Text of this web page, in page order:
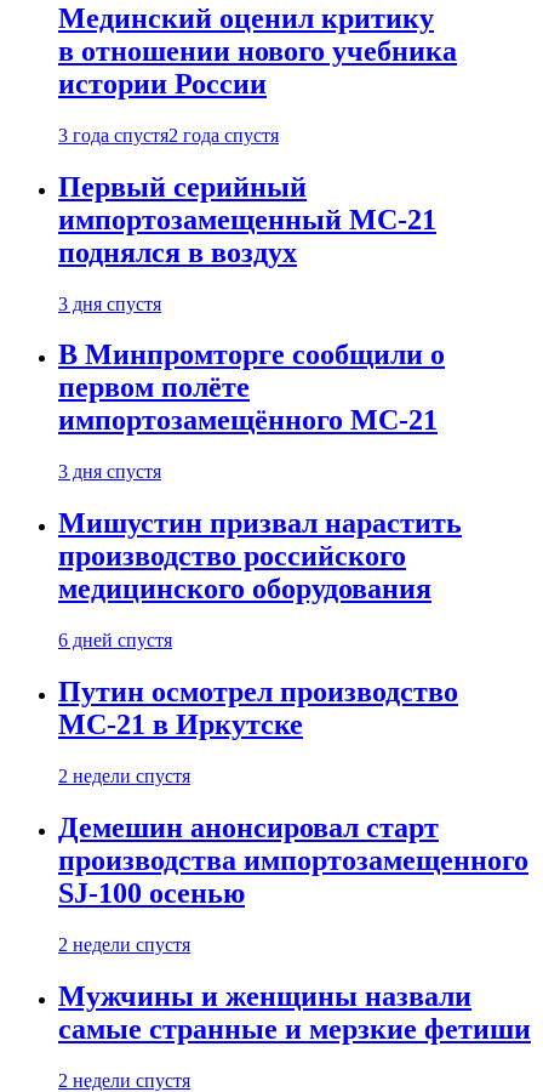
Мединский оценил критику
в отношении нового учебника
истории России
3 года спустя2 года спустя
Первый серийный
импортозамещенный МС-21
поднялся в воздух
3 дня спустя
В Минпромторге сообщили о
первом полёте
импортозамещённого МС-21
3 дня спустя
Мишустин призвал нарастить
производство российского
медицинского оборудования
6 дней спустя
Путин осмотрел производство
МС-21 в Иркутске
2 недели спустя
Демешин анонсировал старт
производства импортозамещенного
SJ-100 осенью
2 недели спустя
Мужчины и женщины назвали
самые странные и мерзкие фетиши
2 недели спустя